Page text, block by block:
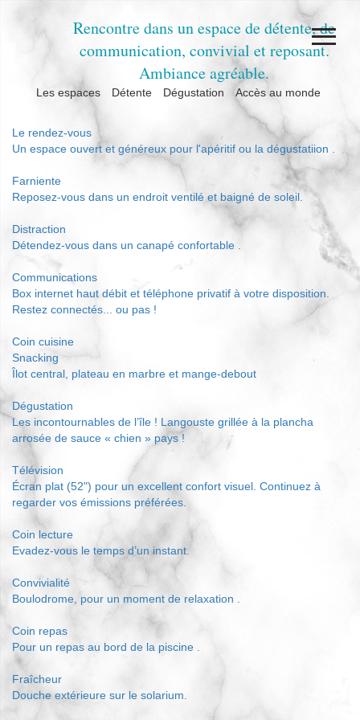
Rencontre dans un espace de détente, de
communication, convivial et reposant.
Ambiance agréable.
Les espaces Détente Dégustation Accès au monde
Le rendez-vous
Un espace ouvert et généreux pour l'apéritif ou la dégustatiion .
Farniente
Reposez-vous dans un endroit ventilé et baigné de soleil.
Distraction
Détendez-vous dans un canapé confortable .
Communications
Box internet haut débit et téléphone privatif à votre disposition.
Restez connectés... ou pas !
Coin cuisine
Snacking
Îlot central, plateau en marbre et mange-debout
Dégustation
Les incontournables de l’île ! Langouste grillée à la plancha
arrosée de sauce « chien » pays !
Télévision
Écran plat (52") pour un excellent confort visuel. Continuez à
regarder vos émissions préférées.
Coin lecture
Evadez-vous le temps d’un instant.
Convivialité
Boulodrome, pour un moment de relaxation .
Coin repas
Pour un repas au bord de la piscine .
Fraîcheur
Douche extérieure sur le solarium.